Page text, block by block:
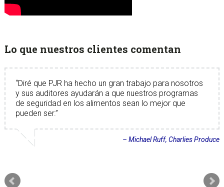
Lo que nuestros clientes comentan
Diré que PJR ha hecho un gran trabajo para nosotros
y sus auditores ayudarán a que nuestros programas
de seguridad en los alimentos sean lo mejor que
pueden ser.
Michael Ruff Charlies Produce